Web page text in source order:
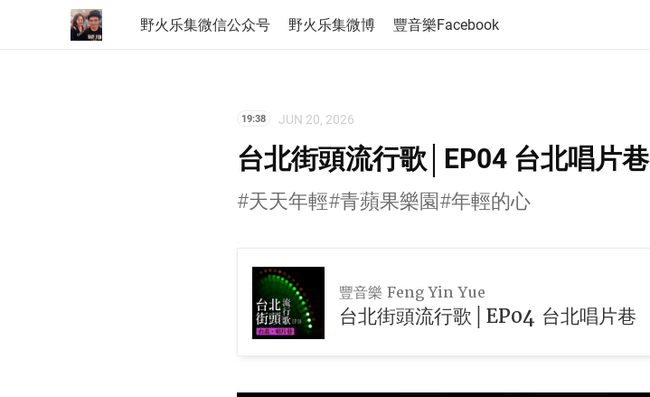
野火乐集微信公众号 野火乐集微博 豐音樂Facebook
19:38 JUN 20, 2026
台北街頭流行歌│EP04 台北唱片巷
#天天年輕#青蘋果樂園#年輕的心
豐音樂 Feng Yin Yue
台北街頭流行歌│EP04 台北唱片巷